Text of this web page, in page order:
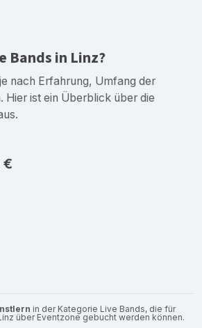
Bands in Linz?
nach Erfahrung, Umfang der
Hier ist ein Überblick über die
€
in der Kategorie Live Bands, die für
über Eventzone gebucht werden können.